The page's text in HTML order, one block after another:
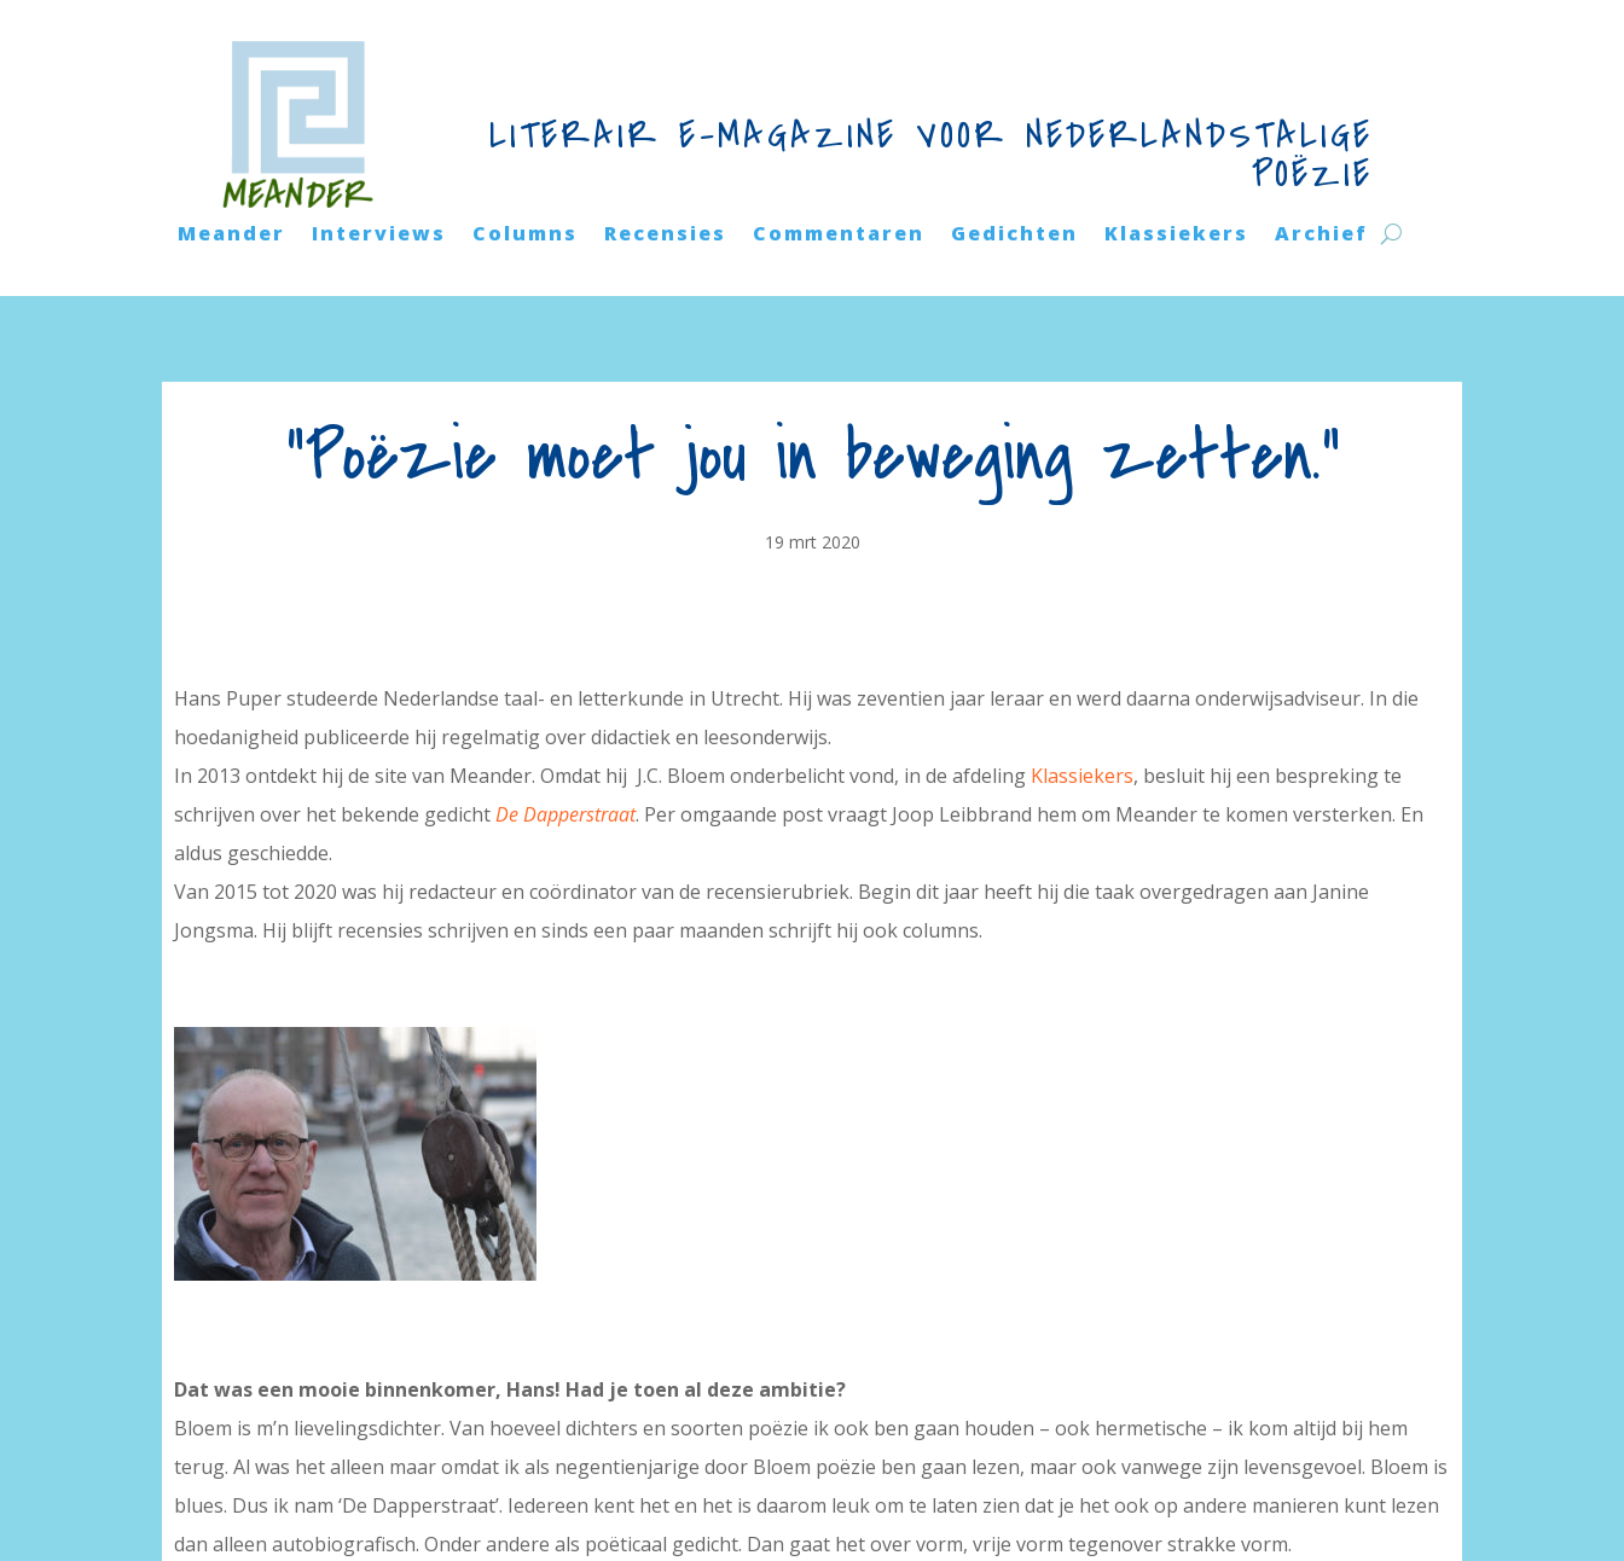
LITERAIR E-MAGAZINE VOOR NEDERLANDSTALIGE
POËZIE
Meander Interviews Columns Recensies Commentaren Gedichten Klassiekers Archief
“Poëzie moet jou in beweging zetten.”
19 mrt 2020
Hans Puper studeerde Nederlandse taal- en letterkunde in Utrecht. Hij was zeventien jaar leraar en werd daarna onderwijsadviseur. In die
hoedanigheid publiceerde hij regelmatig over didactiek en leesonderwijs.
In 2013 ontdekt hij de site van Meander. Omdat hij J.C. Bloem onderbelicht vond, in de afdeling Klassiekers, besluit hij een bespreking te
schrijven over het bekende gedichtDe Dapperstraat. Per omgaande post vraagt Joop Leibbrand hem om Meander te komen versterken. En
aldus geschiedde.
Van 2015 tot 2020 was hij redacteur en coördinator van de recensierubriek. Begin dit jaar heeft hij die taak overgedragen aan Janine
Jongsma. Hij blijft recensies schrijven en sinds een paar maanden schrijft hij ook columns.
Dat was een mooie binnenkomer, Hans! Had je toen al deze ambitie?
Bloem is m’n lievelingsdichter. Van hoeveel dichters en soorten poëzie ik ook ben gaan houden – ook hermetische – ik kom altijd bij hem
terug. Al was het alleen maar omdat ik als negentienjarige door Bloem poëzie ben gaan lezen, maar ook vanwege zijn levensgevoel. Bloem is
blues. Dus ik nam ‘De Dapperstraat’. Iedereen kent het en het is daarom leuk om te laten zien dat je het ook op andere manieren kunt lezen
dan alleen autobiografisch. Onder andere als poëticaal gedicht. Dan gaat het over vorm, vrije vorm tegenover strakke vorm.